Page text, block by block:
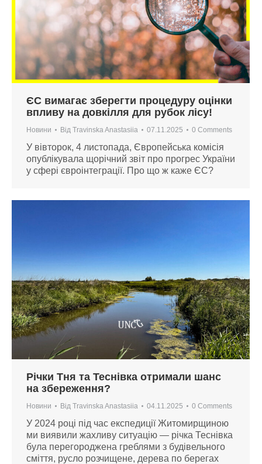
ЄС вимагає зберегти процедуру оцінки
впливу на довкілля для рубок лісу!
Новини Від Travinska Anastasiia 07.11.2025 0 Comments
У вівторок, 4 листопада, Європейська комісія
опублікувала щорічний звіт про прогрес України
у сфері євроінтеграції. Про що ж каже ЄС?
Річки Тня та Теснівка отримали шанс
на збереження?
Новини Від Travinska Anastasiia 04.11.2025 0 Comments
У 2024 році під час експедиції Житомирщиною
ми виявили жахливу ситуацію — річка Теснівка
була перегороджена греблями з будівельного
сміття, русло розчищене, дерева по берегах